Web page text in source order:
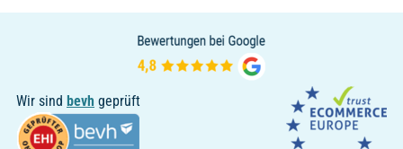
Wir sind bevh geprüft